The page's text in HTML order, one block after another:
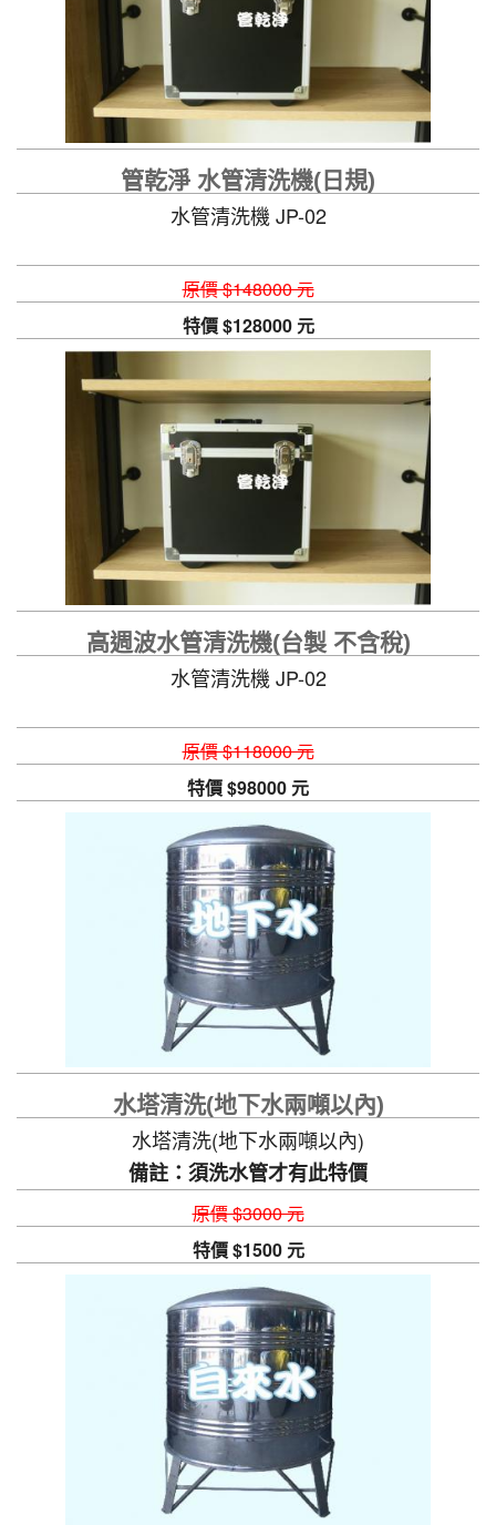
管乾淨 水管清洗機(日規)
水管清洗機 JP-02
原價 $148000 元
特價 $128000 元
高週波水管清洗機(台製 不含稅)
水管清洗機 JP-02
原價 $118000 元
特價 $98000 元
水塔清洗(地下水兩噸以內)
水塔清洗(地下水兩噸以內)
備註：須洗水管才有此特價
原價 $3000 元
特價 $1500 元